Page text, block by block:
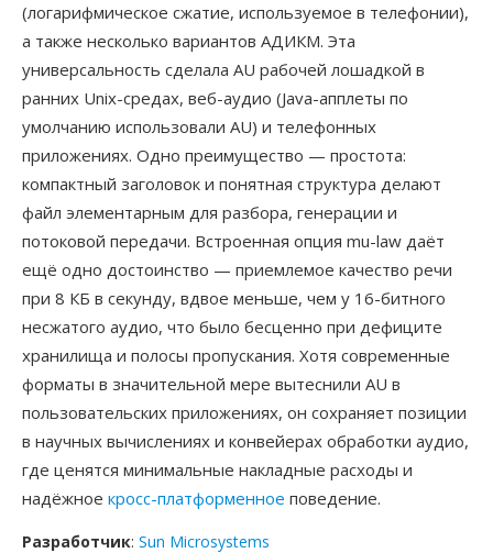
(логарифмическое сжатие, используемое в телефонии),
а также несколько вариантов АДИКМ. Эта
универсальность сделала AU рабочей лошадкой в
ранних Unix-средах, веб-аудио (Java-апплеты по
умолчанию использовали AU) и телефонных
приложениях. Одно преимущество — простота:
компактный заголовок и понятная структура делают
файл элементарным для разбора, генерации и
потоковой передачи. Встроенная опция mu-law даёт
ещё одно достоинство — приемлемое качество речи
при 8 КБ в секунду, вдвое меньше, чем у 16-битного
несжатого аудио, что было бесценно при дефиците
хранилища и полосы пропускания. Хотя современные
форматы в значительной мере вытеснили AU в
пользовательских приложениях, он сохраняет позиции
в научных вычислениях и конвейерах обработки аудио,
где ценятся минимальные накладные расходы и
надёжное кросс-платформенное поведение.
Разработчик: Sun Microsystems